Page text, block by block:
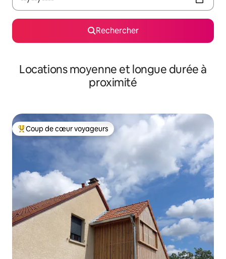
Rechercher
Locations moyenne et longue durée à
proximité
Coups de cœur voyageurs les plus appréciés
Coup de cœur voyageurs